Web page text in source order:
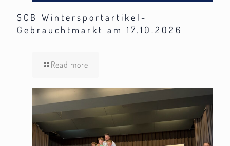
SCB Wintersportartikel-
Gebrauchtmarkt am 17.10.2026
Read more